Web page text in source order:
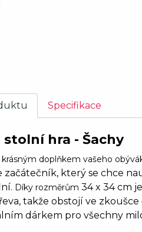
Specifikace
stolní hra - Šachy
doplňkem vašeho
začátečník, který se chce
Díky rozměrům 34 x 34 cm
takže obstojí ve
dárkem pro všechny